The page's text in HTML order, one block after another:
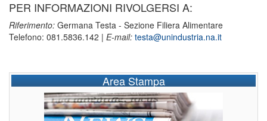
PER INFORMAZIONI RIVOLGERSI A:
Riferimento: Germana Testa - Sezione Filiera Alimentare
Telefono: 081.5836.142 | E-mail: testa@unindustria.na.it
Area Stampa